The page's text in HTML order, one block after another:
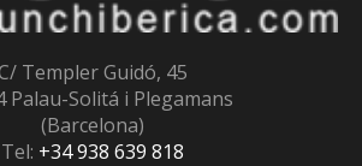
Templer Guidó, 45
Palau-Solitá i Plegamans
(Barcelona)
Tel: +34 938 639 818